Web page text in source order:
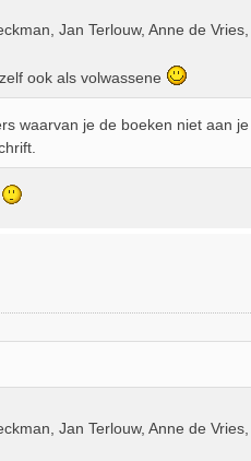
Jan Terlouw, Anne de
ook als volwassene
waarvan je de boeken niet aan
Jan Terlouw, Anne de